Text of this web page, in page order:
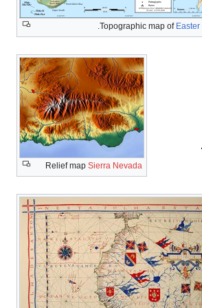
Topographic map of
.
Relief map Sierra Nevada